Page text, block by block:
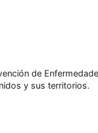
de
y sus territorios.